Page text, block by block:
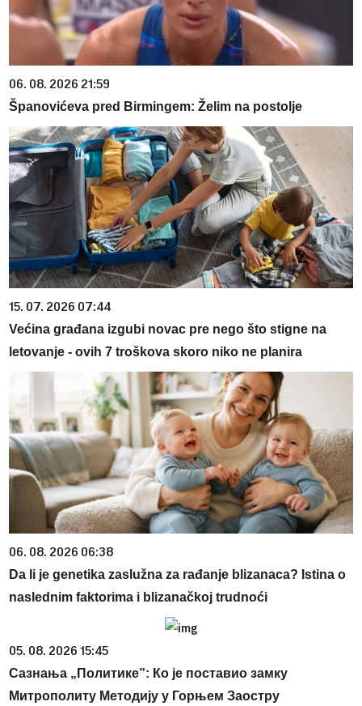
06. 08. 2026 21:59
Španovićeva pred Birmingem: Želim na postolje
15. 07. 2026 07:44
Većina građana izgubi novac pre nego što stigne na
letovanje - ovih 7 troškova skoro niko ne planira
06. 08. 2026 06:38
Da li je genetika zaslužna za rađanje blizanaca? Istina o
naslednim faktorima i blizanačkoj trudnoći
05. 08. 2026 15:45
Сазнања „Политике”: Ко је поставио замку
Митрополиту Методију у Горњем Заостру